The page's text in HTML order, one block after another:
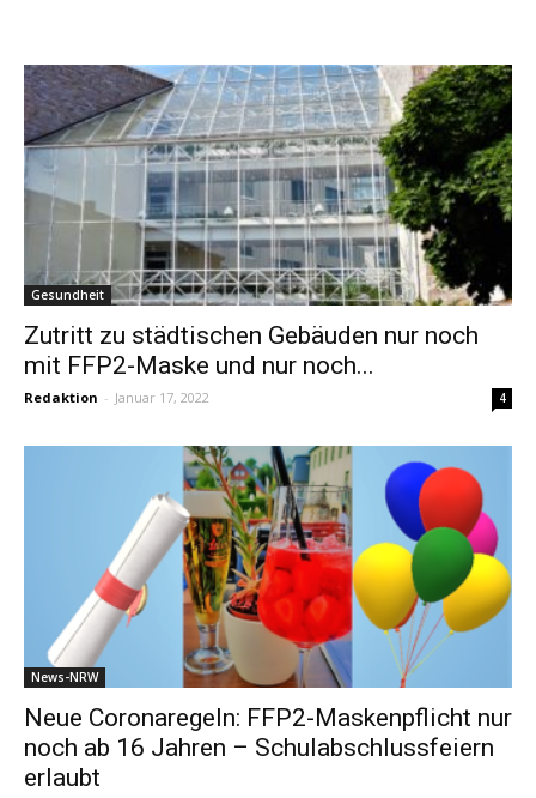
Gesundheit
Zutritt zu städtischen Gebäuden nur noch
mit FFP2-Maske und nur noch...
Redaktion - Januar 17, 2022 4
News-NRW
Neue Coronaregeln: FFP2-Maskenpflicht nur
noch ab 16 Jahren – Schulabschlussfeiern
erlaubt